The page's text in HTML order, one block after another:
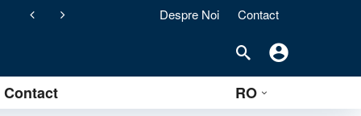
Despre Noi Contact
Contact RO